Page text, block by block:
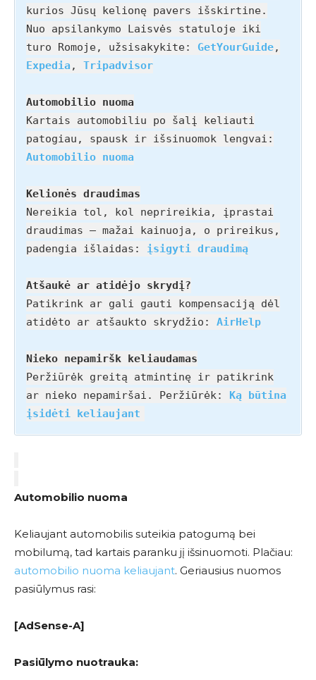
kurios Jūsų kelionę pavers išskirtine.
Nuo apsilankymo Laisvės statuloje iki
turo Romoje, užsisakykite: GetYourGuide,
Expedia , Tripadvisor
Automobilio nuoma
Kartais automobiliu po šalį keliauti
patogiau, spausk ir išsinuomok lengvai:
Automobilio nuoma
Kelionės draudimas
Nereikia tol, kol neprireikia, įprastai
draudimas – mažai kainuoja, o prireikus,
padengia išlaidas: įsigyti draudimą
Atšaukė ar atidėjo skrydį?
Patikrink ar gali gauti kompensaciją dėl
atidėto ar atšaukto skrydžio: AirHelp
Nieko nepamiršk keliaudamas
Peržiūrėk greitą atmintinę ir patikrink
ar nieko nepamiršai. Peržiūrėk: Ką būtina
įsidėti keliaujant
Automobilio nuoma
Keliaujant automobilis suteikia patogumą bei
mobilumą, tad kartais paranku jį išsinuomoti. Plačiau:
automobilio nuoma keliaujant. Geriausius nuomos
pasiūlymus rasi:
[AdSense-A]
Pasiūlymo nuotrauka: